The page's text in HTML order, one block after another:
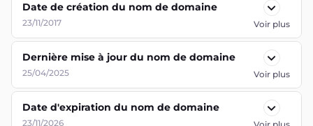
Date de création du nom de domaine
23/11/2017 Voir plus
Dernière mise à jour du nom de domaine
25/04/2025 Voir plus
Date d'expiration du nom de domaine
23/11/2026